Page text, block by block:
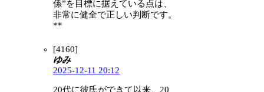
係”を目標に据えている点は、
非常に健全で正しい判断です。
**
[4160]
ゆみ
2025-12-11 20:12
20代に彼氏ができて以来、20